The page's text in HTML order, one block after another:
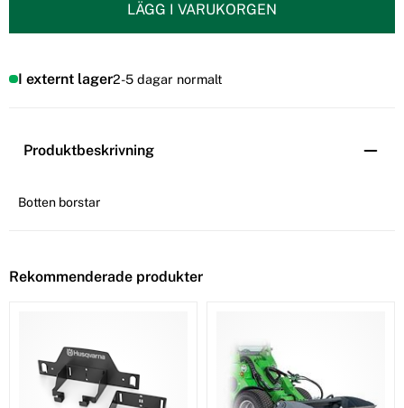
LÄGG I VARUKORGEN
I externt lager2-5 dagar normalt
Produktbeskrivning
Botten borstar
Rekommenderade produkter